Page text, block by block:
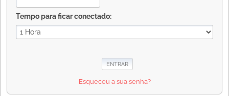
Tempo para ficar conectado:
Esqueceu a sua senha?